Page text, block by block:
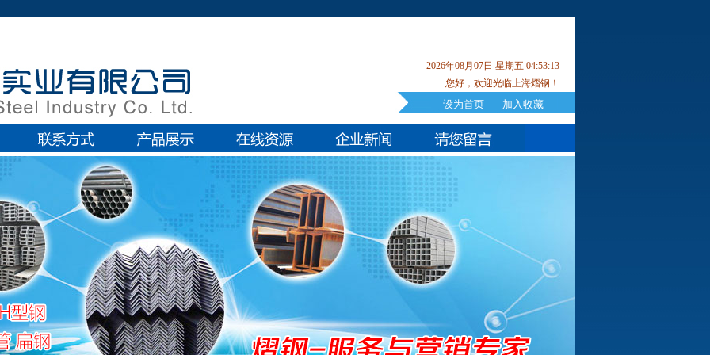
2026年08月07日 星期五 04:53:14
您好，欢迎光临上海熠钢！
设为首页 加入收藏